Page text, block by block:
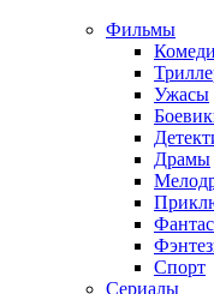
Фильмы
Ужасы
Драмы
Спорт
Сериалы